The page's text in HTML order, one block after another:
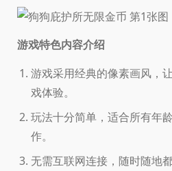
游戏特色内容介绍
游戏采用经典的像素画风，
戏体验。
玩法十分简单，适合所有年
作。
无需互联网连接，随时随地